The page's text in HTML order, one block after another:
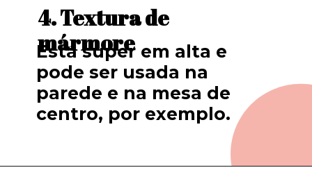
Está super em alta e
pode ser usada na
parede e na mesa de
centro, por exemplo.
4. Textura de
mármore